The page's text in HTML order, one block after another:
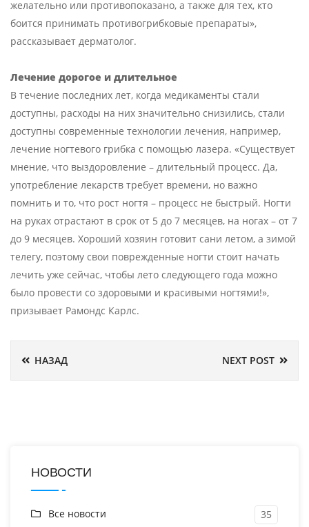
желательно или противопоказано, а также для тех, кто
боится принимать противогрибковые препараты»,
рассказывает дерматолог.
Лечение дорогое и длительное
В течение последних лет, когда медикаменты стали
доступны, расходы на них значительно снизились, стали
доступны современные технологии лечения, например,
лечение ногтевого грибка с помощью лазера. «Существует
мнение, что выздоровление – длительный процесс. Да,
употребление лекарств требует времени, но важно
помнить и то, что рост ногтя – процесс не быстрый. Ногти
на руках отрастают в срок от 5 до 7 месяцев, на ногах – от 7
до 9 месяцев. Хороший хозяин готовит сани летом, а зимой
телегу, поэтому свои поврежденные ногти стоит начать
лечить уже сейчас, чтобы лето следующего года можно
было провести со здоровыми и красивыми ногтями!»,
призывает Рамондс Карлс.
НАЗАД NEXT POST
НОВОСТИ
Все новости 35